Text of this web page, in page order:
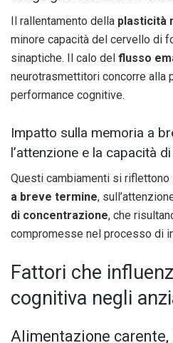
Il rallentamento della plasticità
minore capacità del cervello di
sinaptiche. Il calo del flusso
neurotrasmettitori concorre alla
performance cognitive.
Impatto sulla memoria a
l’attenzione e la capacità
Questi cambiamenti si
a breve termine,
di concentrazione, che
compromesse nel processo di
Fattori che
cognitiva negli
Alimentazione